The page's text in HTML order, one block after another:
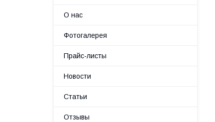
О нас
Фотогалерея
Прайс-листы
Новости
Статьи
Отзывы